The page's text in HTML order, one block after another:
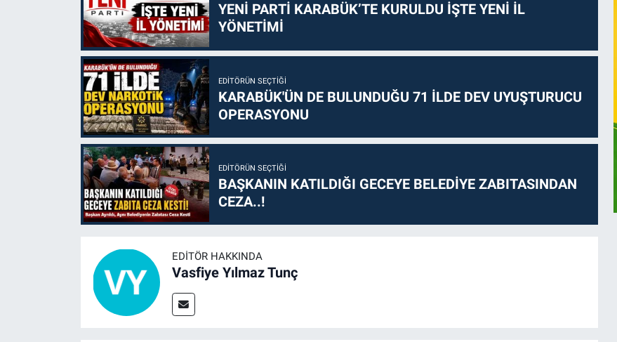
YENİ PARTİ KARABÜK’TE KURULDU İŞTE YENİ İL
YÖNETİMİ
EDITÖRÜN SEÇTIĞI
KARABÜK'ÜN DE BULUNDUĞU 71 İLDE DEV UYUŞTURUCU
OPERASYONU
EDITÖRÜN SEÇTIĞI
BAŞKANIN KATILDIĞI GECEYE BELEDİYE ZABITASINDAN
CEZA..!
EDITÖR HAKKINDA
Vasfiye Yılmaz Tunç